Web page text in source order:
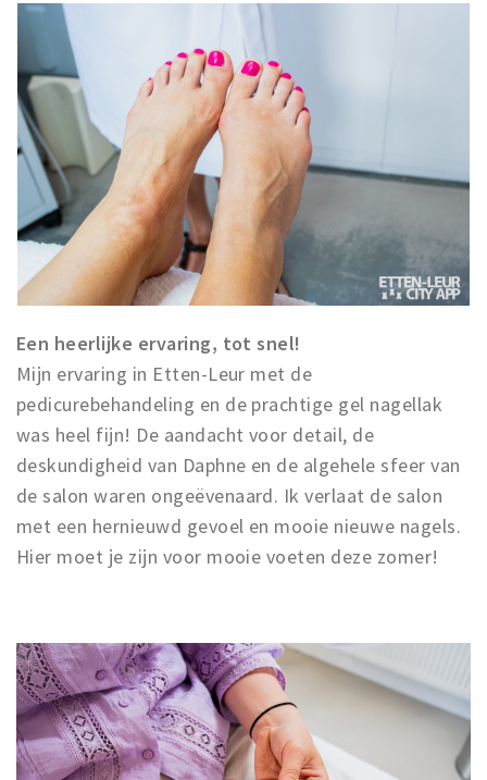
Een heerlijke ervaring, tot snel!
Mijn ervaring in Etten-Leur met de
pedicurebehandeling en de prachtige gel nagellak
was heel fijn! De aandacht voor detail, de
deskundigheid van Daphne en de algehele sfeer van
de salon waren ongeëvenaard. Ik verlaat de salon
met een hernieuwd gevoel en mooie nieuwe nagels.
Hier moet je zijn voor mooie voeten deze zomer!